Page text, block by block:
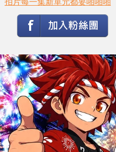
拍片每一集新單元都要啪啪啪